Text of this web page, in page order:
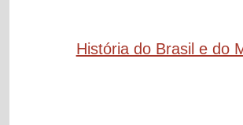
História do Brasil e do